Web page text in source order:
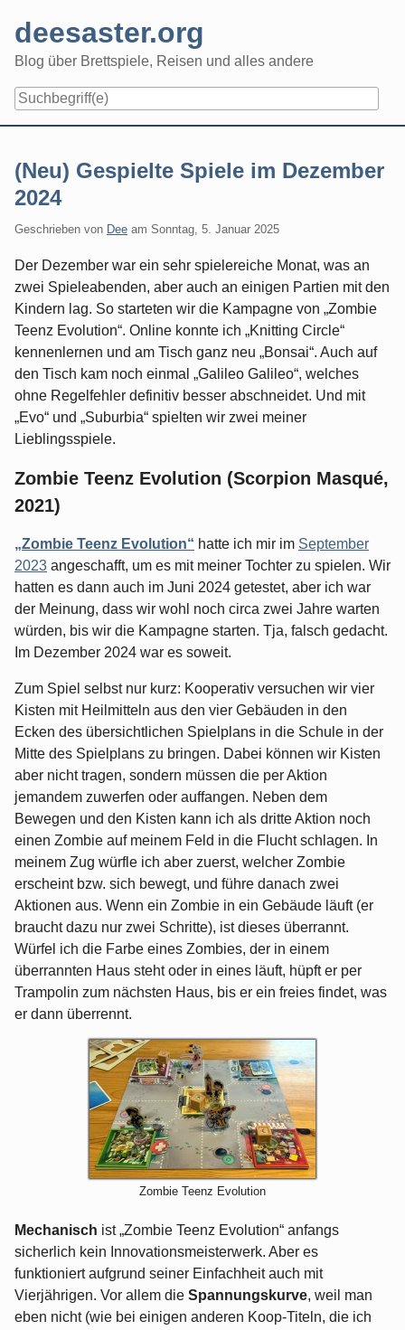
content
deesaster.org
Blog über Brettspiele, Reisen und alles andere
(Neu) Gespielte Spiele im Dezember
2024
Geschrieben von Dee am Sonntag, 5. Januar 2025
Der Dezember war ein sehr spielereiche Monat, was an
zwei Spieleabenden, aber auch an einigen Partien mit den
Kindern lag. So starteten wir die Kampagne von „Zombie
Teenz Evolution“. Online konnte ich „Knitting Circle“
kennenlernen und am Tisch ganz neu „Bonsai“. Auch auf
den Tisch kam noch einmal „Galileo Galileo“, welches
ohne Regelfehler definitiv besser abschneidet. Und mit
„Evo“ und „Suburbia“ spielten wir zwei meiner
Lieblingsspiele.
Zombie Teenz Evolution (Scorpion Masqué,
2021)
„Zombie Teenz Evolution“ hatte ich mir im September
2023 angeschafft, um es mit meiner Tochter zu spielen. Wir
hatten es dann auch im Juni 2024 getestet, aber ich war
der Meinung, dass wir wohl noch circa zwei Jahre warten
würden, bis wir die Kampagne starten. Tja, falsch gedacht.
Im Dezember 2024 war es soweit.
Zum Spiel selbst nur kurz: Kooperativ versuchen wir vier
Kisten mit Heilmitteln aus den vier Gebäuden in den
Ecken des übersichtlichen Spielplans in die Schule in der
Mitte des Spielplans zu bringen. Dabei können wir Kisten
aber nicht tragen, sondern müssen die per Aktion
jemandem zuwerfen oder auffangen. Neben dem
Bewegen und den Kisten kann ich als dritte Aktion noch
einen Zombie auf meinem Feld in die Flucht schlagen. In
meinem Zug würfle ich aber zuerst, welcher Zombie
erscheint bzw. sich bewegt, und führe danach zwei
Aktionen aus. Wenn ein Zombie in ein Gebäude läuft (er
braucht dazu nur zwei Schritte), ist dieses überrannt.
Würfel ich die Farbe eines Zombies, der in einem
überrannten Haus steht oder in eines läuft, hüpft er per
Trampolin zum nächsten Haus, bis er ein freies findet, was
er dann überrennt.
Zombie Teenz Evolution
Mechanisch ist „Zombie Teenz Evolution“ anfangs
sicherlich kein Innovationsmeisterwerk. Aber es
funktioniert aufgrund seiner Einfachheit auch mit
Vierjährigen. Vor allem die Spannungskurve, weil man
eben nicht (wie bei einigen anderen Koop-Titeln, die ich